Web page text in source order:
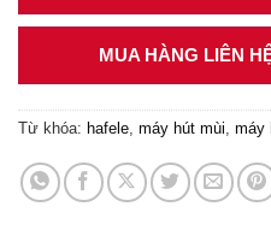
MUA HÀNG LIÊN
Từ khóa: hafele, máy hút mùi, máy